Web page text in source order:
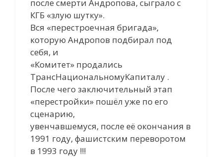
после смерти Андропова, сыграло с
КГБ «злую шутку».
Вся «перестроечная бригада»,
которую Андропов подбирал под
себя, и
«Комитет» продались
ТрансНациональномуКапиталу .
После чего заключительный этап
«перестройки» пошёл уже по его
сценарию,
увенчавшемуся, после её окончания в
1991 году, фашистским переворотом
в 1993 году !!!